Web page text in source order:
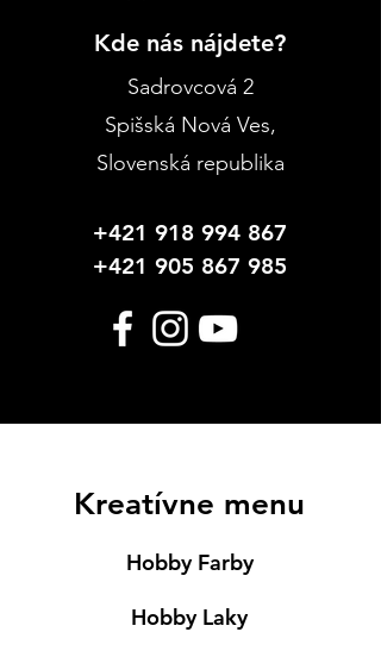
Kde nás nájdete?
Sadrovcová 2
Spišská Nová Ves,
Slovenská republika
+421 918 994 867
+421 905 867 985
Kreatívne menu
Hobby Farby
Hobby Laky